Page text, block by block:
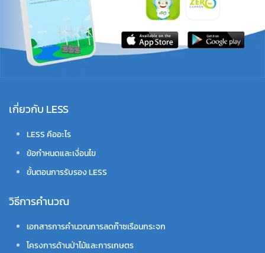
เกี่ยวกับ LESS
LESS คืออะไร
ข้อกำหนดและเงื่อนไข
ขั้นตอนการรับรอง LESS
วิธีการคำนวณ
เอกสารการคำนวณการลดก๊าซเรือนกระจก
โครงการด้านป่าไม้และการเกษตร